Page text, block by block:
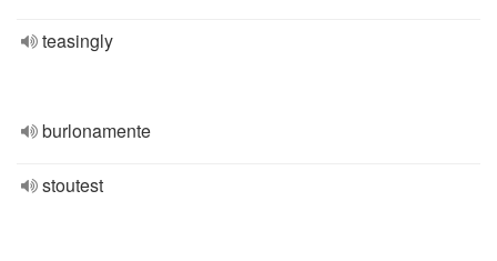
teasingly
burlonamente
stoutest